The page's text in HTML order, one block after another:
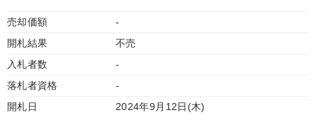
売却価額
-
開札結果
不売
入札者数
-
落札者資格
-
開札日
2024年9月12日(木)